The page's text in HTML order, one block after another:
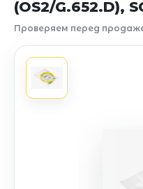
(OS2/G.652.D),
Проверяем перед